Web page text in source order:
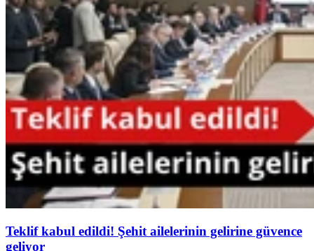
Teklif kabul edildi! Şehit ailelerinin gelirine güvence
geliyor